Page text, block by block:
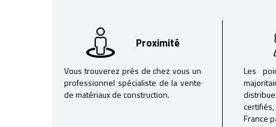
Proximité
Vous trouverez près de chez vous un
professionnel spécialiste de la vente
de matériaux de construction.
Les
France